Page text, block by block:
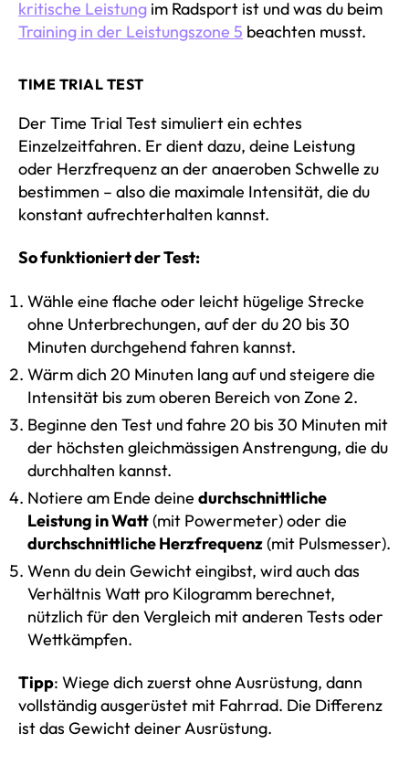
kritische Leistung im Radsport ist und was du beim
Training in der Leistungszone 5 beachten musst.
TIME TRIAL TEST
Der Time Trial Test simuliert ein echtes
Einzelzeitfahren. Er dient dazu, deine Leistung
oder Herzfrequenz an der anaeroben Schwelle zu
bestimmen – also die maximale Intensität, die du
konstant aufrechterhalten kannst.
So funktioniert der Test:
Wähle eine flache oder leicht hügelige Strecke
ohne Unterbrechungen, auf der du 20 bis 30
Minuten durchgehend fahren kannst.
Wärm dich 20 Minuten lang auf und steigere die
Intensität bis zum oberen Bereich von Zone 2.
Beginne den Test und fahre 20 bis 30 Minuten mit
der höchsten gleichmässigen Anstrengung, die du
durchhalten kannst.
Notiere am Ende deine durchschnittliche
Leistung in Watt(mit Powermeter) oder die
durchschnittliche Herzfrequenz(mit Pulsmesser).
Wenn du dein Gewicht eingibst, wird auch das
Verhältnis Watt pro Kilogramm berechnet,
nützlich für den Vergleich mit anderen Tests oder
Wettkämpfen.
Tipp: Wiege dich zuerst ohne Ausrüstung, dann
vollständig ausgerüstet mit Fahrrad. Die Differenz
ist das Gewicht deiner Ausrüstung.